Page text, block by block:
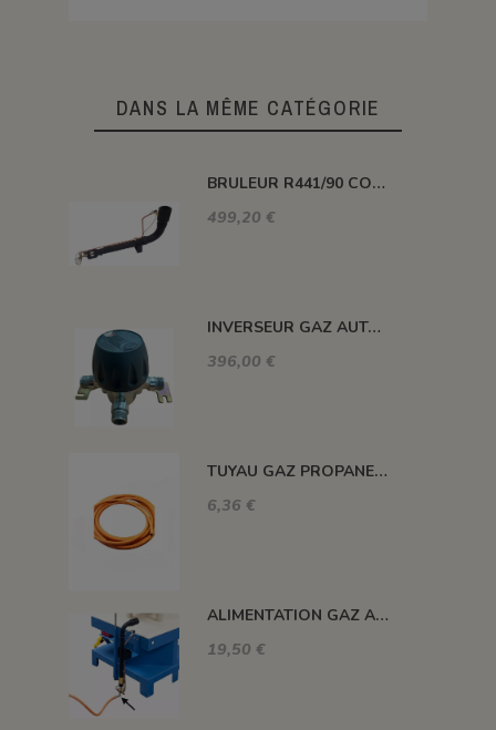
DANS LA MÊME CATÉGORIE
BRULEUR R441/90 COUDE PUISSANCE 116 KW
499,20 €
INVERSEUR GAZ AUTOMATIQUE 12kg/h 1.5 BAR M-M 20X150
396,00 €
TUYAU GAZ PROPANE 20 BARS MAXI. DIAM. 8MM LE ML
6,36 €
ALIMENTATION GAZ A 90°C
19,50 €